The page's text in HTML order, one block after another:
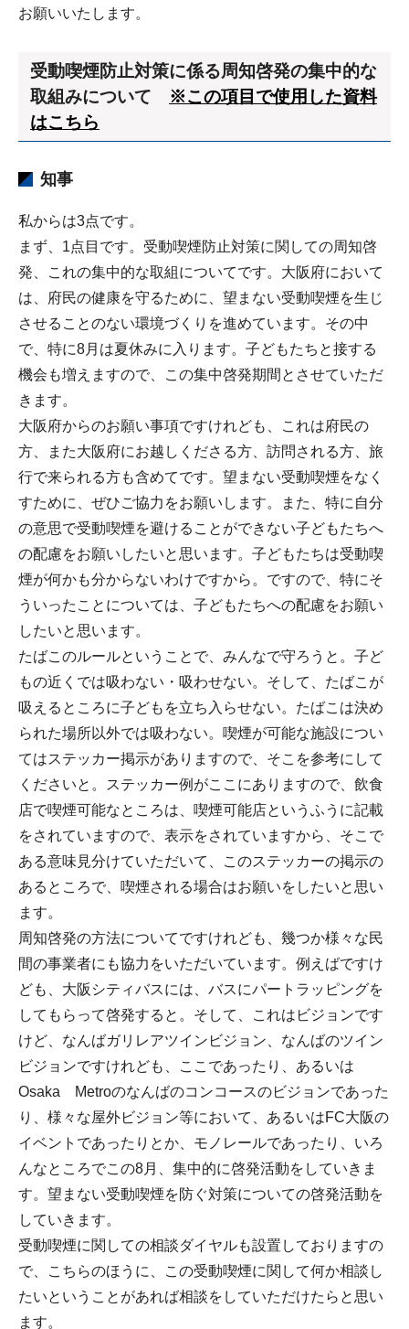
お願いいたします。
受動喫煙防止対策に係る周知啓発の集中的な
取組みについて ※この項目で使用した資料
はこちら
知事
私からは3点です。
まず、1点目です。受動喫煙防止対策に関しての周知啓
発、これの集中的な取組についてです。大阪府において
は、府民の健康を守るために、望まない受動喫煙を生じ
させることのない環境づくりを進めています。その中
で、特に8月は夏休みに入ります。子どもたちと接する
機会も増えますので、この集中啓発期間とさせていただ
きます。
大阪府からのお願い事項ですけれども、これは府民の
方、また大阪府にお越しくださる方、訪問される方、旅
行で来られる方も含めてです。望まない受動喫煙をなく
すために、ぜひご協力をお願いします。また、特に自分
の意思で受動喫煙を避けることができない子どもたちへ
の配慮をお願いしたいと思います。子どもたちは受動喫
煙が何かも分からないわけですから。ですので、特にそ
ういったことについては、子どもたちへの配慮をお願い
したいと思います。
たばこのルールということで、みんなで守ろうと。子ど
もの近くでは吸わない・吸わせない。そして、たばこが
吸えるところに子どもを立ち入らせない。たばこは決め
られた場所以外では吸わない。喫煙が可能な施設につい
てはステッカー掲示がありますので、そこを参考にして
くださいと。ステッカー例がここにありますので、飲食
店で喫煙可能なところは、喫煙可能店というふうに記載
をされていますので、表示をされていますから、そこで
ある意味見分けていただいて、このステッカーの掲示の
あるところで、喫煙される場合はお願いをしたいと思い
ます。
周知啓発の方法についてですけれども、幾つか様々な民
間の事業者にも協力をいただいています。例えばですけ
ども、大阪シティバスには、バスにパートラッピングを
してもらって啓発すると。そして、これはビジョンです
けど、なんばガリレアツインビジョン、なんばのツイン
ビジョンですけれども、ここであったり、あるいは
Osaka Metroのなんばのコンコースのビジョンであった
り、様々な屋外ビジョン等において、あるいはFC大阪の
イベントであったりとか、モノレールであったり、いろ
んなところでこの8月、集中的に啓発活動をしていきま
す。望まない受動喫煙を防ぐ対策についての啓発活動を
していきます。
受動喫煙に関しての相談ダイヤルも設置しておりますの
で、こちらのほうに、この受動喫煙に関して何か相談し
たいということがあれば相談をしていただけたらと思い
ます。